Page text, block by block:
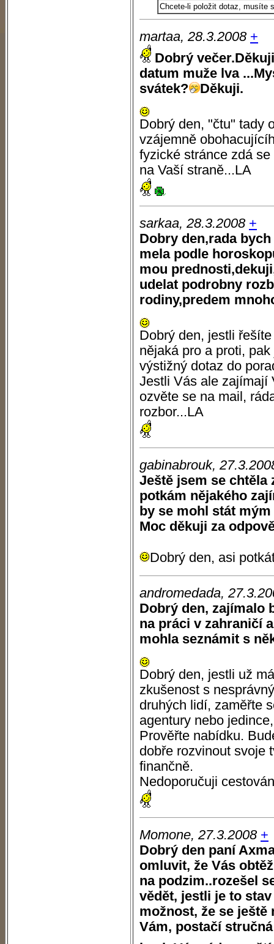
Chcete-li položit dotaz, musíte
martaa, 28.3.2008 +
Dobrý
datum muže lva
svátek?
Děkuji.
Dobrý den, "čtu" tady
vzájemně
fyzické stránce zdá
na Vaší straně...LA
sarkaa, 28.3.2008 +
Dobry den,rada
mela podle
mou
udelat podrobny
rodiny,predem
Dobrý den, jestli
nějaká pro a proti,
výstižný dotaz do
Jestli Vás ale zajímají
ozvěte se na mail,
rozbor...LA
gabinabrouk,
Ještě jsem se chtěla
potkám nějakého
by se mohl stát
Moc děkuji za
Dobrý den, asi
andromedada,
Dobrý den, zajímalo
na práci v zahraničí
mohla seznámit s
Dobrý den, jestli už
zkušenost s
druhých lidí, zaměřte
agentury nebo
Prověřte nabídku.
dobře rozvinout svoje
finančně.
Nedoporučuji
Momone, 27.3.2008 +
Dobrý den paní
omluvit, že Vás
na podzim..rozešel
vědět, jestli je to
možnost, že se ještě
Vám, postačí